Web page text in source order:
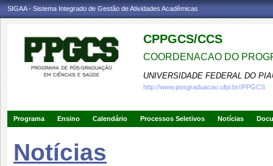
SIGAA - Sistema Integrado de Gestão de Atividades Acadêmicas
CPPGCS/CCS
COORDENACAO DO
UNIVERSIDADE FEDERAL DO
http://www.posgraduacao.ufpi.br//PPGCS
Programa Ensino Calendário Processos Seletivos Notícias
Notícias